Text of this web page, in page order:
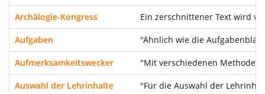
Archälogie-Kongress Ein zerschnittener Text wird
Aufgaben "Ähnlich wie die
Aufmerksamkeitswecker "Mit verschiedenen Methoden
Auswahl der Lehrinhalte "Für die Auswahl der